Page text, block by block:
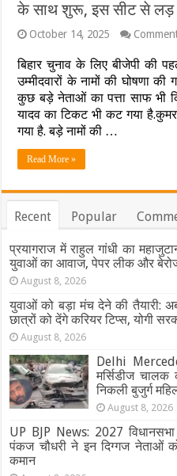
के साथ शुरू, इस सीट से लड़
October 14, 2025
बिहार चुनाव के लिए बीजेपी की
उम्मीदवारों के नामों की घोषणा
कुछ बड़े नेताओं का पत्ता साफ भी
यादव का टिकट भी कट गया
गया है. बड़े नामों की …
Read More »
Recent Popular
प्रयागराज में राहुल गांधी का
युवाओं का आवाज, पेपर लीक और
August 8, 2026
युवाओं को बड़ा मंच देने की तैयारी:
छात्रों को देंगे करियर टिप्स, योगी
August 8, 2026
Delhi
मर्सिडीज चालक
निकली बुजुर्ग
August 8, 2026
UP BJP News: 2027
पंकज चौधरी ने इन दिग्गज नेताओं को
कमान